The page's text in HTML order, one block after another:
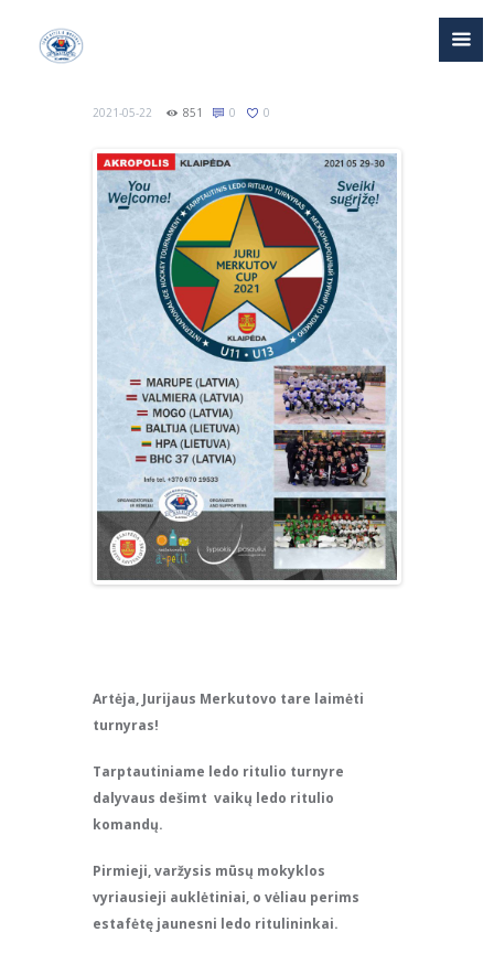
2021-05-22 851 0 0
Artėja, Jurijaus Merkutovo tare laimėti
turnyras!
Tarptautiniame ledo ritulio turnyre
dalyvaus dešimt vaikų ledo ritulio
komandų.
Pirmieji, varžysis mūsų mokyklos
vyriausieji auklėtiniai, o vėliau perims
estafėtę jaunesni ledo ritulininkai.